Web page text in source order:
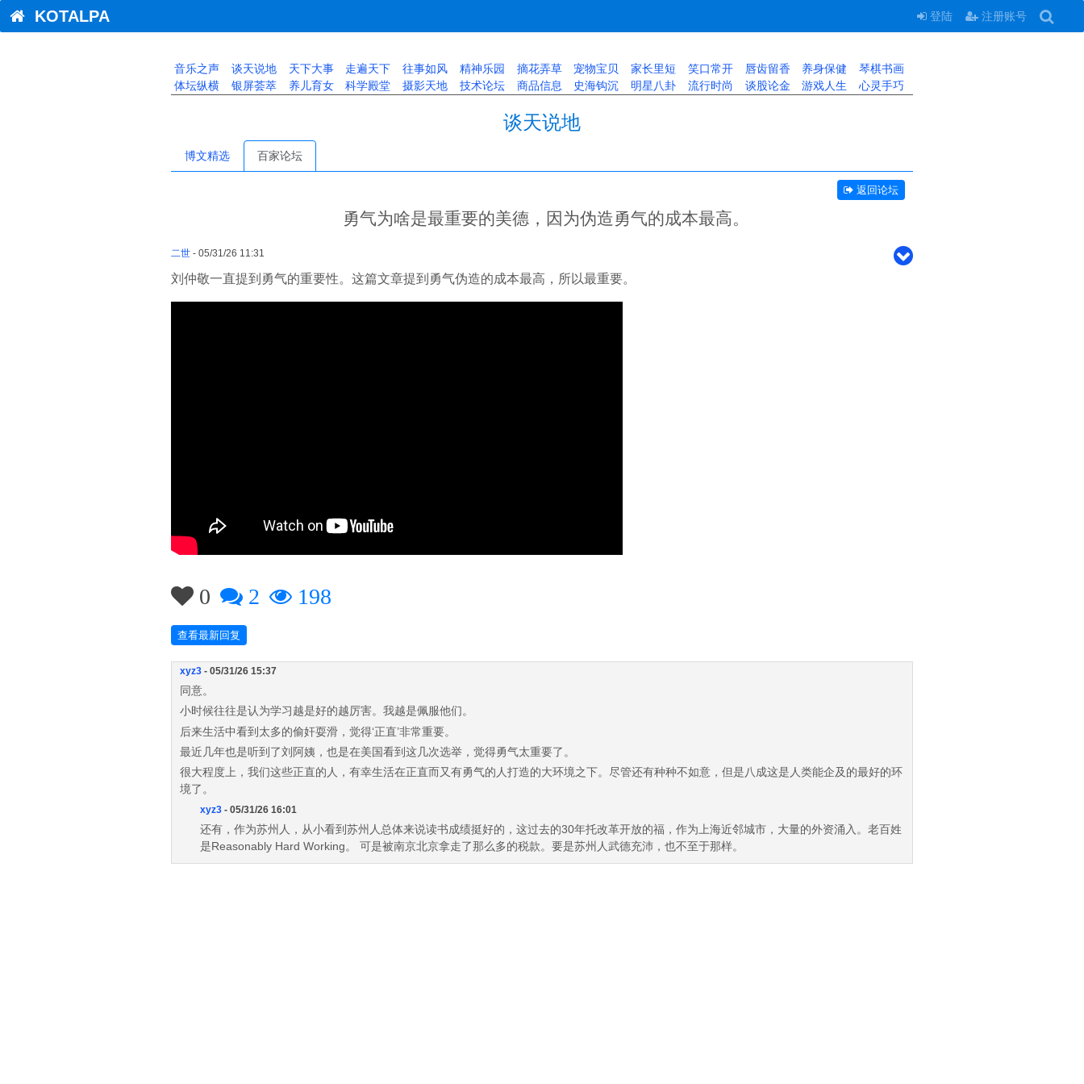
KOTALPA 登陆 注册账号
音乐之声 谈天说地 天下大事 走遍天下 往事如风 精神乐园 摘花弄草 宠物宝贝 家长里短 笑口常开 唇齿留香 养身保健
琴棋书画
体坛纵横
银屏荟萃 养儿育女 科学殿堂 摄影天地 技术论坛 商品信息 史海钩沉 明星八卦 流行时尚 谈股论金 游戏人生 心灵手巧
谈天说地
博文精选 百家论坛
返回论坛
勇气为啥是最重要的美德，因为伪造勇气的成本最高。
二世 - 05/31/26 11:31
刘仲敬一直提到勇气的重要性。这篇文章提到勇气伪造的成本最高，所以最重要。
0 2 198
查看最新回复
xyz3 - 05/31/26 15:37
同意。
小时候往往是认为学习越是好的越厉害。我越是佩服他们。
后来生活中看到太多的偷奸耍滑，觉得‘正直’非常重要。
最近几年也是听到了刘阿姨，也是在美国看到这几次选举，觉得勇气太重要了。
很大程度上，我们这些正直的人，有幸生活在正直而又有勇气的人打造的大环境之下。尽管还有种种不如意，但是八成这是人类能企及的最好的环
境了。
xyz3 - 05/31/26 16:01
还有，作为苏州人，从小看到苏州人总体来说读书成绩挺好的，这过去的30年托改革开放的福，作为上海近邻城市，大量的外资涌入。老百姓
是Reasonably Hard Working。 可是被南京北京拿走了那么多的税款。要是苏州人武德充沛，也不至于那样。